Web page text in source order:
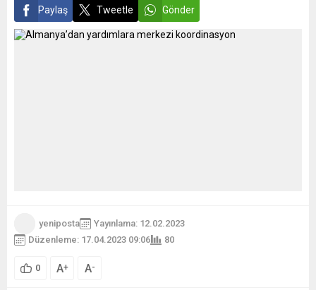
Paylaş Tweetle Gönder
yeniposta
Yayınlama: 12.02.2023
Düzenleme: 17.04.2023 09:06
80
0 A+ A-